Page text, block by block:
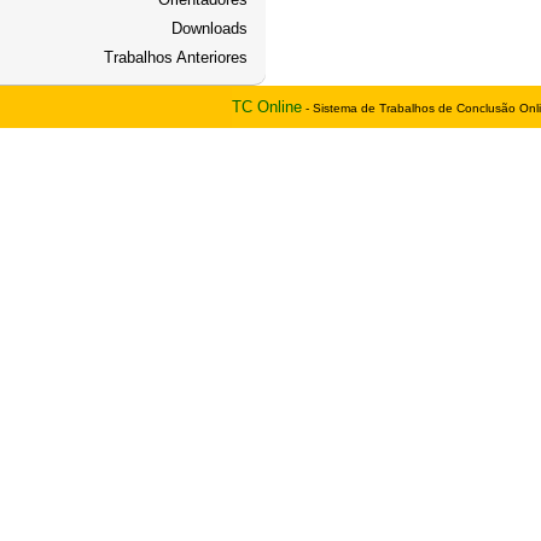
Downloads
Trabalhos Anteriores
TC Online - Sistema de Trabalhos de Conclusão